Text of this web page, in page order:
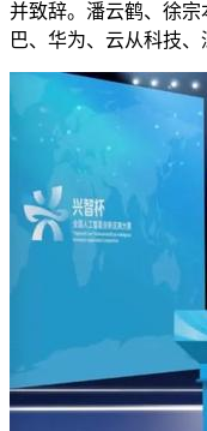
并致辞。潘云鹤、徐
巴、华为、云从科技